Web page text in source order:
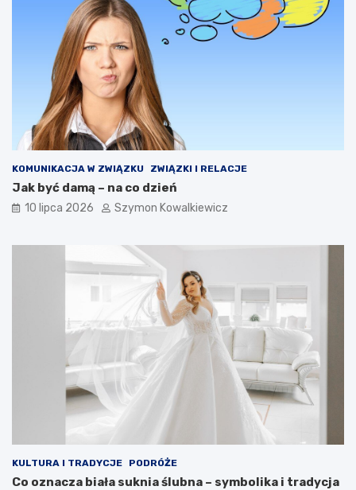
KOMUNIKACJA W ZWIĄZKU ZWIĄZKI I RELACJE
Jak być damą – na co dzień
10 lipca 2026 Szymon Kowalkiewicz
KULTURA I TRADYCJE PODRÓŻE
Co oznacza biała suknia ślubna – symbolika i tradycja